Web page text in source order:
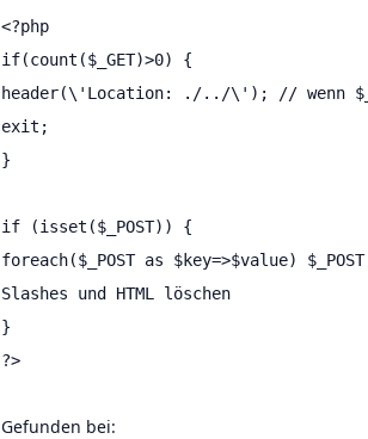
<?php
if(count($_GET)>0) {
header(\'Location: ./../\'); // wenn
exit;
}
if (isset($_POST)) {
foreach($_POST as $key=>$value)
Slashes und HTML löschen
}
?>
Gefunden bei: